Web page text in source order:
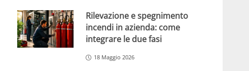
Rilevazione e spegnimento
incendi in azienda: come
integrare le due fasi
18 Maggio 2026